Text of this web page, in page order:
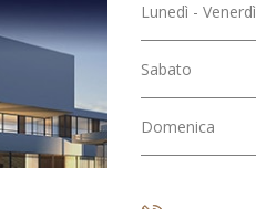
Lunedì - Venerdì
Sabato
Domenica
Appartamento - CENTRO STORICO